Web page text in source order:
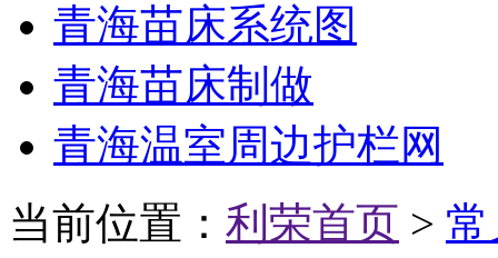
青海苗床系统图
青海苗床制做
青海温室周边护栏网
当前位置： 利荣首页 >